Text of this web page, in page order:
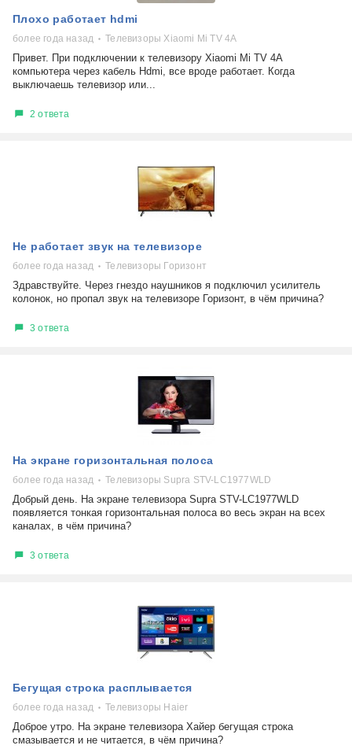
Плохо работает hdmi
более года назад Телевизоры Xiaomi Mi TV 4A
Привет. При подключении к телевизору Xiaomi Mi TV 4A
компьютера через кабель Hdmi, все вроде работает. Когда
выключаешь телевизор или...
2 ответа
Не работает звук на телевизоре
более года назад Телевизоры Горизонт
Здравствуйте. Через гнездо наушников я подключил усилитель
колонок, но пропал звук на телевизоре Горизонт, в чём причина?
3 ответа
На экране горизонтальная полоса
более года назад Телевизоры Supra STV-LC1977WLD
Добрый день. На экране телевизора Supra STV-LC1977WLD
появляется тонкая горизонтальная полоса во весь экран на всех
каналах, в чём причина?
3 ответа
Бегущая строка расплывается
более года назад Телевизоры Haier
Доброе утро. На экране телевизора Хайер бегущая строка
смазывается и не читается, в чём причина?